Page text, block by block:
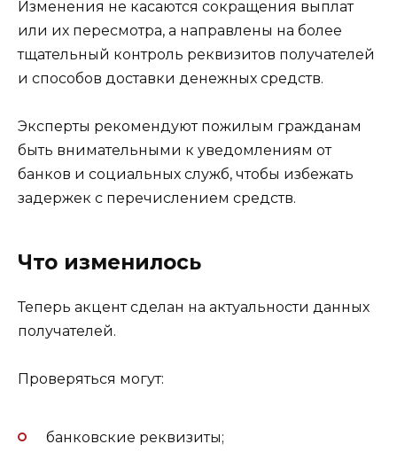
Изменения не касаются сокращения выплат
или их пересмотра, а направлены на более
тщательный контроль реквизитов получателей
и способов доставки денежных средств.
Эксперты рекомендуют пожилым гражданам
быть внимательными к уведомлениям от
банков и социальных служб, чтобы избежать
задержек с перечислением средств.
Что изменилось
Теперь акцент сделан на актуальности данных
получателей.
Проверяться могут:
банковские реквизиты;